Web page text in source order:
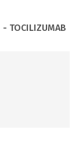
- TOCILIZUMAB